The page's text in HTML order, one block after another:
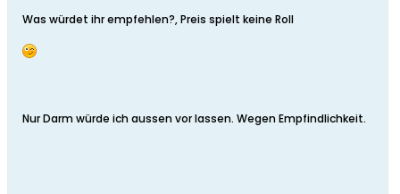
Was würdet ihr empfehlen?, Preis spielt keine Roll
Nur Darm würde ich aussen vor lassen. Wegen Empfindlichkeit.